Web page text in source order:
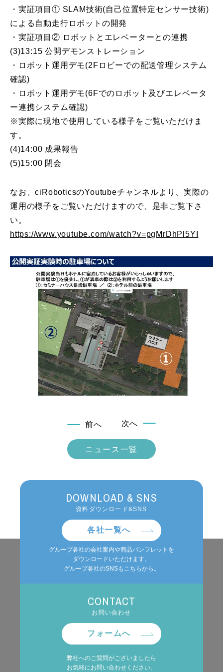
・実証項目① SLAM技術(自己位置特定センサー技術)
による自動走行ロボットの開発
・実証項目② ロボットとエレベーターとの連携
(3)13:15 公開デモンストレーション
・ロボット運用デモ(2Fロビーでの配送管理システム
確認)
・ロボット運用デモ(6Fでのロボット及びエレベータ
ー連携システム確認)
※実際に現地で使用している様子をご覧いただけま
す。
(4)14:00 成果報告
(5)15:00 閉会
なお、ciRoboticsのYoutubeチャンネルより、実際の
運用の様子をご覧いただけますので、是非ご覧下さ
い。
https://www.youtube.com/watch?v=pgMrDhPl5YI
前へ
ニュース一覧
次へ
DOWNLOAD & SNS
資料ダウンロード&SNS
各社一覧へ
グループ各社の会社案内や商品パンフレットを
ダウンロードいただけます。
グループ各社のSNSもこちらから。
CONTACT
お問い合わせ
フォームへ
弊社へのご質問がございましたら
お気軽にお問い合わせください。